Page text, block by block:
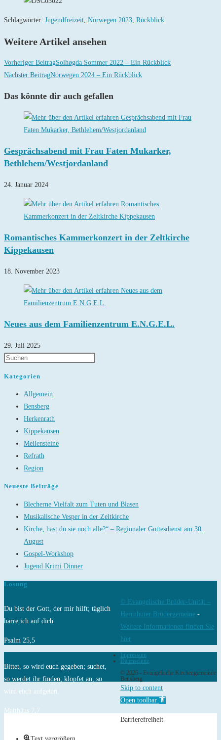
Schlagwörter: Jugendfreizeit, Norwegen 2023, Rückblick
Weitere Artikel ansehen
Vorheriger BeitragSolhøgda Sommer 2022 – Ein Rückblick
Nächster BeitragNorwegen 2024 – Ein Rückblick
Das könnte dir auch gefallen
Gesprächsabend mit Frau Faten Mukarker,
Bethlehem/Westjordanland
24. Januar 2024
Romantisches Kammerkonzert in der Zeltkirche
Kippekausen
18. November 2023
Neues aus dem Familienzentrum E.N.G.E.L.
29. Juli 2025
Kategorien
Allgemein
Bensberg
Herkenrath
Kippekausen
Meilensteine
Refrath
Region
Neueste Beiträge
Blecherne Vielfalt zum Tuten und Blasen
Musikalische Vesper in der Zeltkirche
Kirche, hast du sie noch alle?“ – Regionaler Gottesdienst am 30.
August
Gospel-Workshop
Jugend Krimi Dinner
Losung
Du bist der Gott, der mir hilft; täglich
harre ich auf dich.
Psalm 25,5
Bittet, so wird euch gegeben; suchet,
so werdet ihr finden; klopfet an, so
wird euch aufgetan.
Matthäus 7,7
© Evangelische Brüder-Unität –
Herrnhuter Brüdergemeine -
Weitere Informationen finden Sie
hier
Impressum
Datenschutz
© 2026 - Evangelische Kirchengemeinde
Bensberg
Skip to content
Open toolbar
Barrierefreiheit